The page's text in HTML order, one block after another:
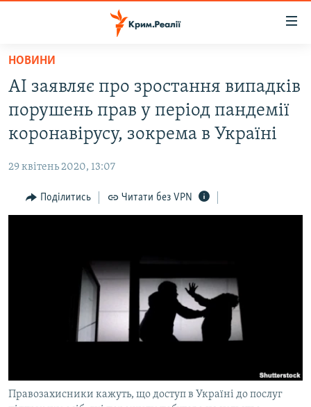
Перейти
основного
матеріалу
Перейти
до
основної
Перейти
до
ВІДЕО ТА ФОТО
БЛОГИ
ПОГЛЯД
СПЕЦПРОЕКТИ
ВІДЕОУРОКИ «ELIFBE»
ІНФОГРАФІКА
ЯК ОБІЙТИ БЛОКУВАННЯ
ДОЛУЧАЙСЯ!
НОВИНИ
AI заявляє про зростання випадків
порушень прав у період пандемії
коронавірусу, зокрема в Україні
29 квітень 2020, 13:07
Поділитись Читати без VPN
Правозахисники кажуть, що доступ в Україні до послуг